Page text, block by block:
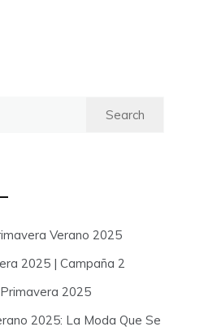
Verano 2025
2025 | Campaña 2
2025
2025: La Moda Que Se